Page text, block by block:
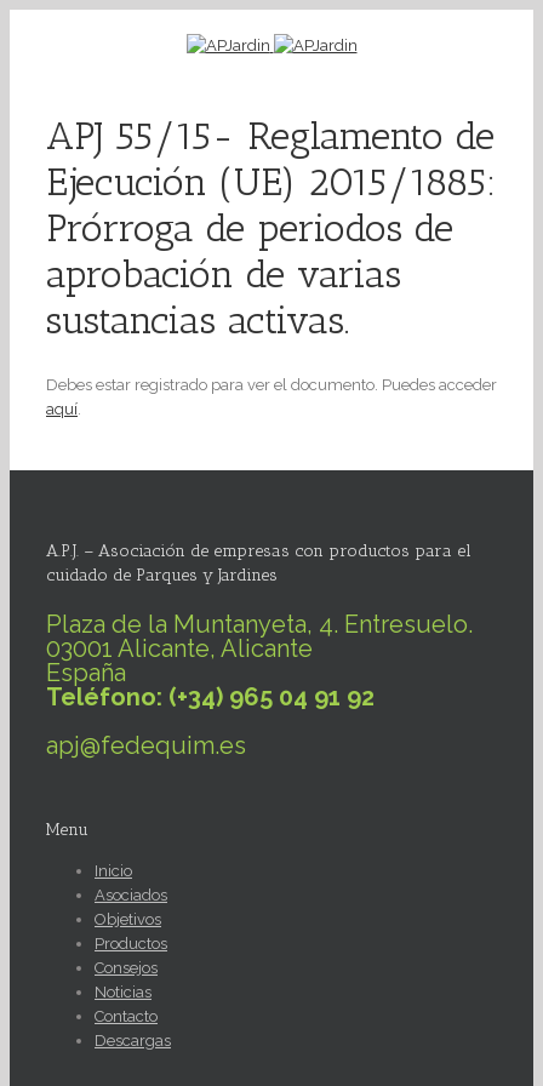
APJ 55/15- Reglamento de
Ejecución (UE) 2015/1885:
Prórroga de periodos de
aprobación de varias
sustancias activas.
Debes estar registrado para ver el documento. Puedes acceder
aquí.
A.P.J. – Asociación de empresas con productos para el
cuidado de Parques y Jardines
Plaza de la Muntanyeta, 4. Entresuelo.
03001 Alicante, Alicante
España
Teléfono: (+34) 965 04 91 92
apj@fedequim.es
Menu
Inicio
Asociados
Objetivos
Productos
Consejos
Noticias
Contacto
Descargas